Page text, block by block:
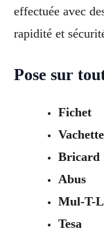
effectuée avec
rapidité et
Pose sur
Fichet
Vachette
Bricard
Abus
Mul-T-
Tesa